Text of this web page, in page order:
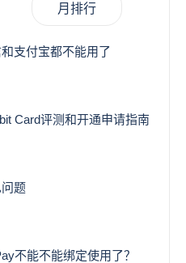
月排行
支付宝都不能用了
Card评测和开通申请指南
题
不能不能绑定使用了？